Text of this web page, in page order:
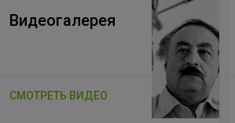
Видеогалерея
СМОТРЕТЬ ВИДЕО